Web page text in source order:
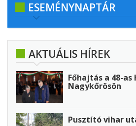
ESEMÉNYNAPTÁR
AKTUÁLIS HÍREK
Főhajtás a 48-
Nagykőrösön
Pusztító vihar